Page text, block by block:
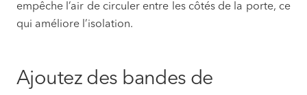
empêche l’air de circuler entre les côtés de la porte, ce
qui améliore l’isolation.
Ajoutez des bandes de